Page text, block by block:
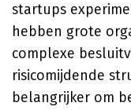
startups
hebben grote
complexe
risicomijdende
belangrijker om